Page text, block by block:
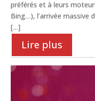
préférés et à leurs
Bing…), l’arrivée massive
[…]
Lire plus